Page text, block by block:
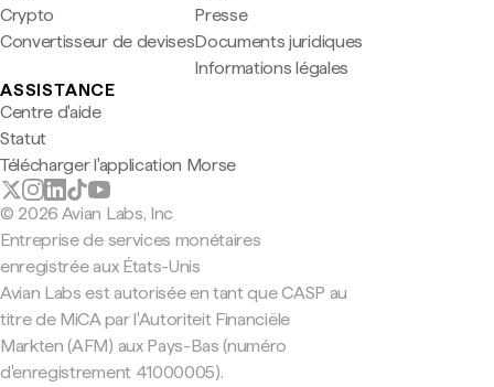
Crypto
Convertisseur de devises
Presse
Documents juridiques
Informations légales
ASSISTANCE
Centre d'aide
Statut
Télécharger l'application Morse
© 2026 Avian Labs, Inc
Entreprise de services monétaires
enregistrée aux États-Unis
Avian Labs est autorisée en tant que CASP au
titre de MiCA par l'Autoriteit Financiële
Markten (AFM) aux Pays-Bas (numéro
d'enregistrement 41000005).